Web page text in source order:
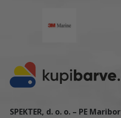
SPEKTER, d. o. o. – PE Maribor